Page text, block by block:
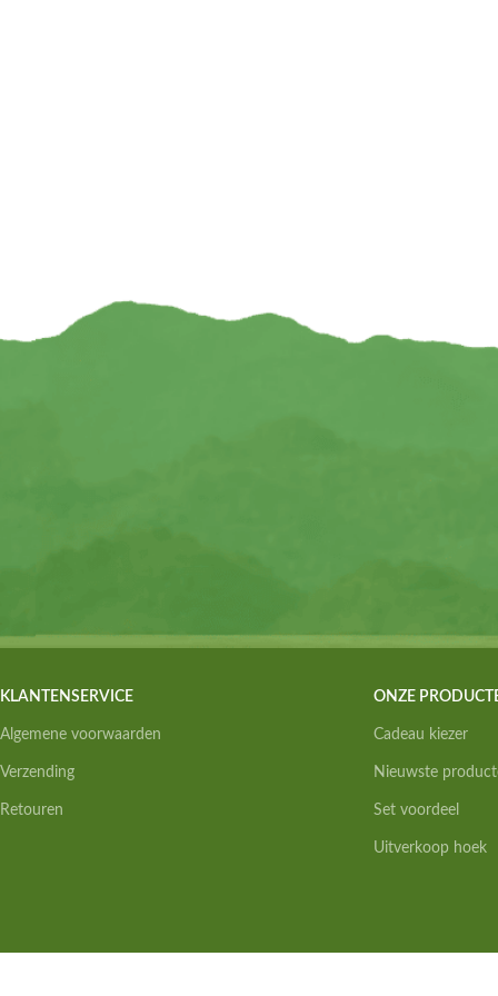
KLANTENSERVICE
Algemene voorwaarden
Verzending
Retouren
ONZE
Cadeau kiezer
Nieuwste
Set voordeel
Uitverkoop hoek